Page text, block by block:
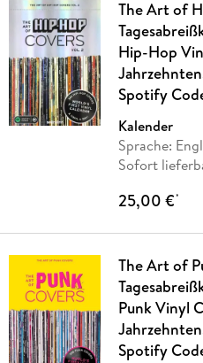
The Art of
Hip-Hop
Spotify
Kalender
Sprache:
Sofort
25,00 €*
The Art of
Punk Vinyl
Spotify